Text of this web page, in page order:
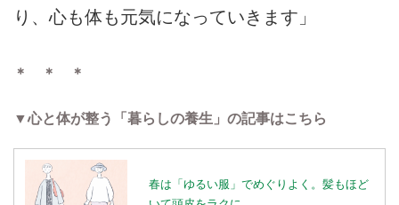
り、心も体も元気になっていきます」
＊ ＊ ＊
▼心と体が整う「暮らしの養生」の記事はこちら
春は「ゆるい服」でめぐりよく。髪もほど